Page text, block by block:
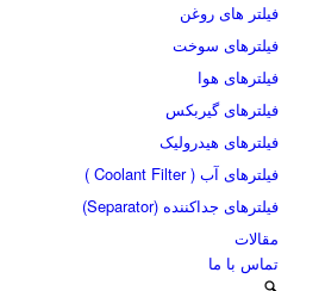
فیلتر های روغن
فیلترهای سوخت
فیلترهای هوا
فیلترهای گیربکس
فیلترهای هیدرولیک
فیلترهای آب ( Coolant Filter )
فیلترهای جداکننده (Separator)
مقالات
تماس با ما